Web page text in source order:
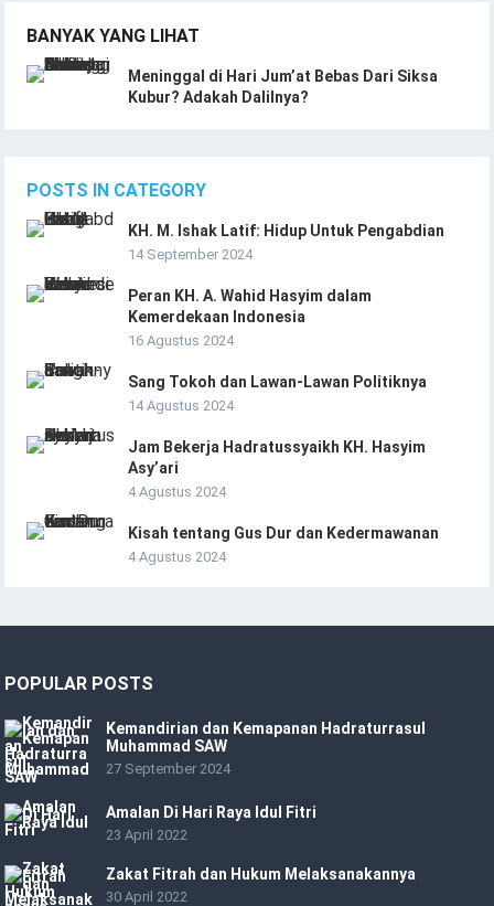
BANYAK YANG LIHAT
Meninggal di Hari Jum’at Bebas Dari Siksa
Kubur? Adakah Dalilnya?
POSTS IN CATEGORY
KH. M. Ishak Latif: Hidup Untuk Pengabdian
14 September 2024
Peran KH. A. Wahid Hasyim dalam
Kemerdekaan Indonesia
16 Agustus 2024
Sang Tokoh dan Lawan-Lawan Politiknya
14 Agustus 2024
Jam Bekerja Hadratussyaikh KH. Hasyim
Asy’ari
4 Agustus 2024
Kisah tentang Gus Dur dan Kedermawanan
4 Agustus 2024
POPULAR POSTS
Kemandirian dan Kemapanan Hadraturrasul
Muhammad SAW
27 September 2024
Amalan Di Hari Raya Idul Fitri
23 April 2022
Zakat Fitrah dan Hukum Melaksanakannya
30 April 2022